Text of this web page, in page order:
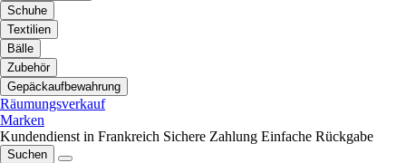
Schuhe
Textilien
Bälle
Zubehör
Gepäckaufbewahrung
Räumungsverkauf
Marken
Kundendienst in Frankreich Sichere Zahlung Einfache Rückgabe
Suchen